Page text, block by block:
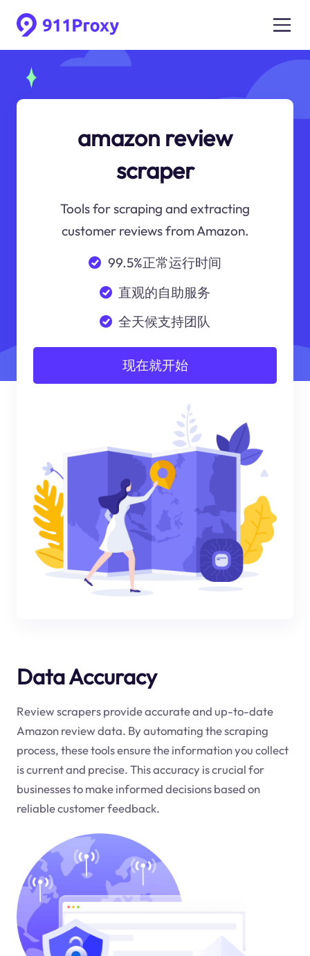
amazon review
scraper
Tools for scraping and extracting
customer reviews from Amazon.
99.5%正常运行时间
直观的自助服务
全天候支持团队
现在就开始
Data Accuracy
Review scrapers provide accurate and up-to-date
Amazon review data. By automating the scraping
process, these tools ensure the information you collect
is current and precise. This accuracy is crucial for
businesses to make informed decisions based on
reliable customer feedback.